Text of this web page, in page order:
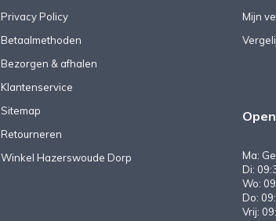
Privacy Policy
Betaalmethoden
Bezorgen & afhalen
Klantenservice
Sitemap
Retourneren
Winkel Hazerswoude Dorp
Mijn
Ma:
Di:
Wo:
Do:
Vrij: